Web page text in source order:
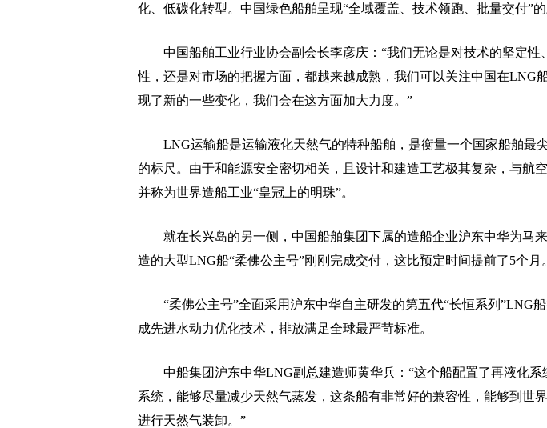
化、低碳化转型。中国绿色船舶呈现“全域覆盖、技术领跑、批量交付”的
中国船舶工业行业协会副会长李彦庆：“我们无论是对技术的坚定性
性，还是对市场的把握方面，都越来越成熟，我们可以关注中国在LNG
现了新的一些变化，我们会在这方面加大力度。”
LNG运输船是运输液化天然气的特种船舶，是衡量一个国家船舶最
的标尺。由于和能源安全密切相关，且设计和建造工艺极其复杂，与航
并称为世界造船工业“皇冠上的明珠”。
就在长兴岛的另一侧，中国船舶集团下属的造船企业沪东中华为马
造的大型LNG船“柔佛公主号”刚刚完成交付，这比预定时间提前了5个月。
“柔佛公主号”全面采用沪东中华自主研发的第五代“长恒系列”LNG
成先进水动力优化技术，排放满足全球最严苛标准。
中船集团沪东中华LNG副总建造师黄华兵：“这个船配置了再液化系
系统，能够尽量减少天然气蒸发，这条船有非常好的兼容性，能够到世
进行天然气装卸。”